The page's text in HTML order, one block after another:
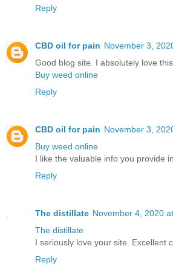
Reply
CBD oil for pain November 3,
Good blog site. I absolutely love
Buy weed online
Reply
CBD oil for pain November 3,
Buy weed online
I like the valuable info you provide
Reply
The distillate November 4, 2020
The distillate
I seriously love your site. Excellent
Reply